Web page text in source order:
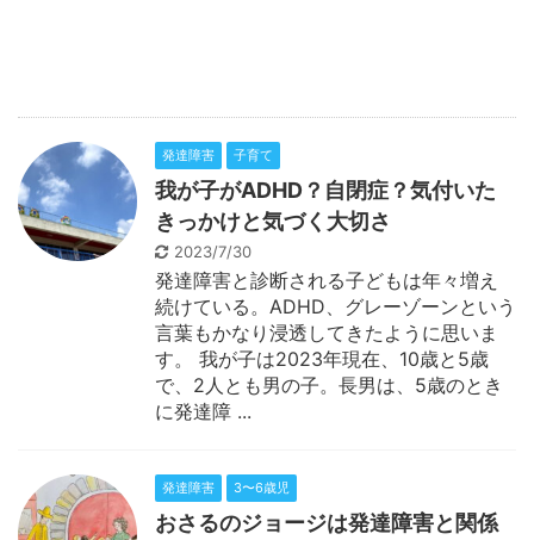
発達障害 子育て
我が子がADHD？自閉症？気付いた
きっかけと気づく大切さ
2023/7/30
発達障害と診断される子どもは年々増え
続けている。ADHD、グレーゾーンという
言葉もかなり浸透してきたように思いま
す。 我が子は2023年現在、10歳と5歳
で、2人とも男の子。長男は、5歳のとき
に発達障 ...
発達障害 3〜6歳児
おさるのジョージは発達障害と関係